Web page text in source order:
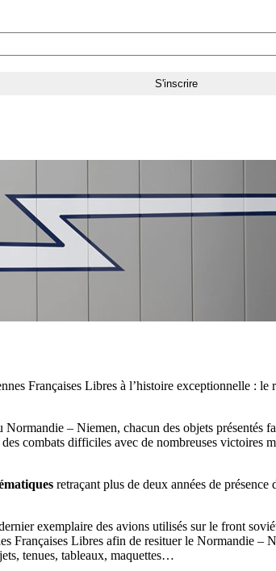
Françaises Libres à l’histoire exceptionnelle :
– Niemen, chacun des objets
combats difficiles avec de nombreuses
retraçant plus de deux années de
exemplaire des avions utilisés sur le front
Françaises Libres afin de resituer le Normandie –
tenues, tableaux, maquettes…